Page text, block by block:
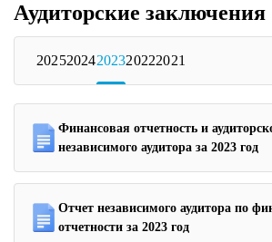
Аудиторские заключения
20252024202320222021
Финансовая отчетность и
независимого аудитора за 2023 год
Отчет независимого аудитора по
отчетности за 2023 год